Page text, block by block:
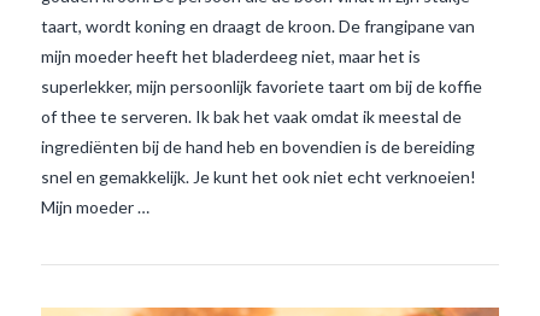
taart, wordt koning en draagt de kroon. De frangipane van
mijn moeder heeft het bladerdeeg niet, maar het is
superlekker, mijn persoonlijk favoriete taart om bij de koffie
of thee te serveren. Ik bak het vaak omdat ik meestal de
ingrediënten bij de hand heb en bovendien is de bereiding
snel en gemakkelijk. Je kunt het ook niet echt verknoeien!
Mijn moeder …